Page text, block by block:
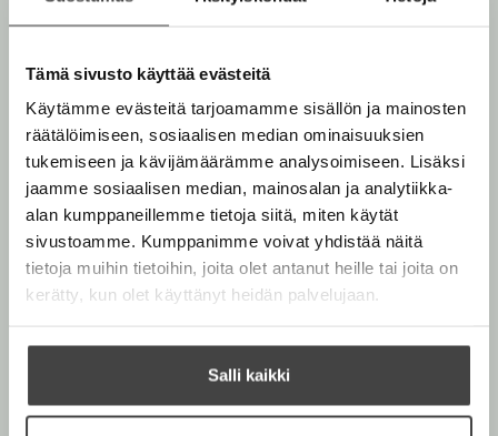
Tämä sivusto käyttää evästeitä
Käytämme evästeitä tarjoamamme sisällön ja mainosten
räätälöimiseen, sosiaalisen median ominaisuuksien
tukemiseen ja kävijämäärämme analysoimiseen. Lisäksi
jaamme sosiaalisen median, mainosalan ja analytiikka-
alan kumppaneillemme tietoja siitä, miten käytät
sivustoamme. Kumppanimme voivat yhdistää näitä
tietoja muihin tietoihin, joita olet antanut heille tai joita on
kerätty, kun olet käyttänyt heidän palvelujaan.
Salli kaikki
e
t
y
h
t
a
k
u
v
a
t
h
t
a
k
u
v
a
t